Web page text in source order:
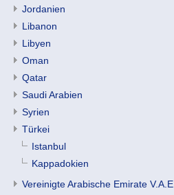
Jordanien
Libanon
Libyen
Oman
Qatar
Saudi Arabien
Syrien
Türkei
Istanbul
Kappadokien
Vereinigte Arabische Emirate V.A.E.